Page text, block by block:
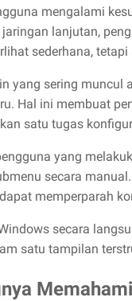
mengalami
lanjutan,
sederhana,
yang sering muncul
Hal ini membuat
satu tugas
yang
secara
memperparah
secara
satu tampilan